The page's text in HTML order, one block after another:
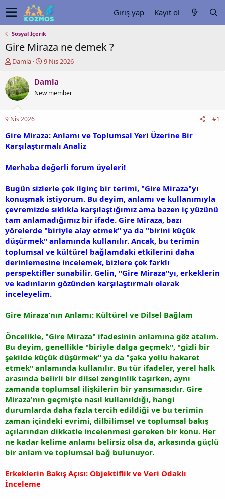
Giriş yap Kayıt ol
Sosyal İçerik
Gire Miraza ne demek ?
K
n
u
y
b
a
ş
a
a
Damla
B
ş
a
ç
a
i
i
9 Nis 2026
Damla
New member
9 Nis 2026 #1
Gire Miraza: Anlamı ve Toplumsal Yeri Üzerine Bir
Karşılaştırmalı Analiz
Merhaba değerli forum üyeleri!
Bugün sizlerle çok ilginç bir terimi, "Gire Miraza"yı
konuşmak istiyorum. Bu deyim, anlamı ve kullanımıyla
çevremizde sıklıkla karşılaştığımız ama bazen iç yüzünü
tam anlamadığımız bir ifade. Gire Miraza, bazı
yörelerde "biriyle alay etmek" ya da "birini küçük
düşürmek" anlamında kullanılır. Ancak, bu terimin
toplumsal ve kültürel bağlamdaki etkilerini daha
derinlemesine incelemek, bizlere çok farklı
perspektifler sunabilir. Gelin, "Gire Miraza"yı, erkeklerin
ve kadınların gözünden karşılaştırmalı olarak
inceleyelim.
Gire Miraza’nın Anlamı: Kültürel ve Dilsel Bağlam
Öncelikle, "Gire Miraza" ifadesinin anlamına göz atalım.
Bu deyim, genellikle "biriyle dalga geçmek", "gizli bir
şekilde küçük düşürmek" ya da "şaka yollu hakaret
etmek" anlamında kullanılır. Bu tür ifadeler, yerel halk
arasında belirli bir dilsel zenginlik taşırken, aynı
zamanda toplumsal ilişkilerin bir yansımasıdır. Gire
Miraza'nın geçmişte nasıl kullanıldığı, hangi
durumlarda daha fazla tercih edildiği ve bu terimin
zaman içindeki evrimi, dilbilimsel ve toplumsal bakış
açılarından dikkatle incelenmesi gereken bir konu. Her
ne kadar kelime anlamı belirsiz olsa da, arkasında güçlü
bir anlam ve toplumsal bağ bulunuyor.
Erkeklerin Bakış Açısı: Objektiflik ve Veri Odaklı
İnceleme